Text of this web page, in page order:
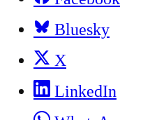
Bluesky
X
LinkedIn